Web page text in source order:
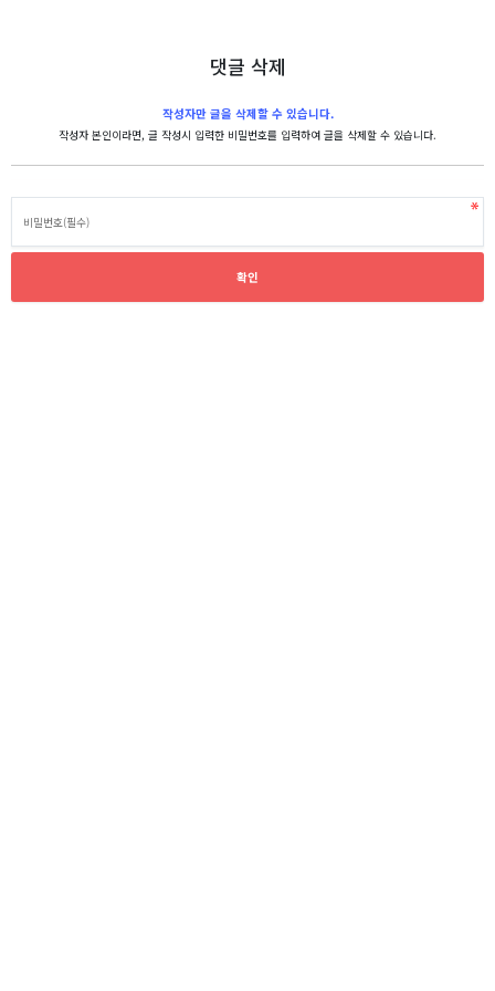
댓글 삭제
작성자만 글을 삭제할 수 있습니다.
작성자 본인이라면, 글 작성시 입력한 비밀번호를 입력하여 글을 삭제할 수 있습니다.